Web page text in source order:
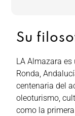
Su
LA Almazara
Ronda,
centenaria del
oleoturismo,
como la